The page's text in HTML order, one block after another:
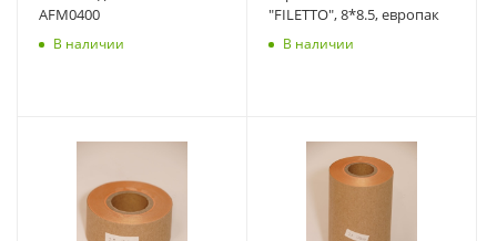
AFM0400
В наличии
"FILETTO", 8*8.5, европак
В наличии